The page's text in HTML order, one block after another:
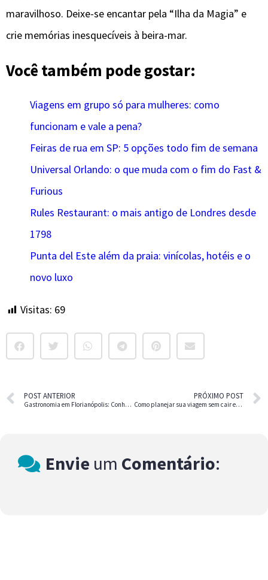
maravilhoso. Deixe-se encantar pela “Ilha da Magia” e
crie memórias inesquecíveis à beira-mar.
Você também pode gostar:
Viagens em grupo só para mulheres: como
funcionam e vale a pena?
Feiras de rua em SP: 5 opções todo fim de semana
Universal Orlando: o que muda com o fim do Fast &
Furious
Rules Restaurant: o mais antigo de Londres desde
1798
Punta del Este além da praia: vinícolas, hotéis e o
novo luxo
Visitas: 69
POST ANTERIOR
Gastronomia em Florianópolis: Conheça os Sabores Típicos
PRÓXIMO POST
Como planejar sua viagem sem cair em golpes
Envie um Comentário: